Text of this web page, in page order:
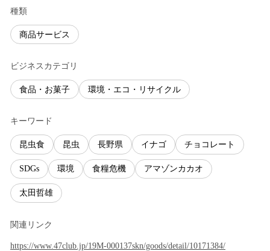
種類
商品サービス
ビジネスカテゴリ
食品・お菓子 環境・エコ・リサイクル
キーワード
昆虫食 昆虫 長野県 イナゴ チョコレート
SDGs 環境 食糧危機 アマゾンカカオ
太田哲雄
関連リンク
https://www.47club.jp/19M-000137skn/goods/detail/10171384/